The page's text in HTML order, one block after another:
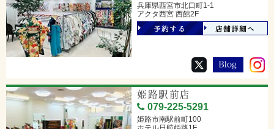
兵庫県西宮市北口町1-1
アクタ西宮 西館2F
予約する 店舗詳細へ
姫路駅前店
079-225-5291
姫路市南駅前町100